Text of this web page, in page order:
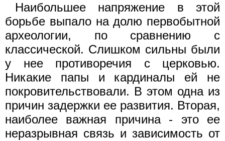
Наибольшее напряжение в этой
борьбе выпало на долю первобытной
археологии, по сравнению с
классической. Слишком сильны были
у нее противоречия с церковью.
Никакие папы и кардиналы ей не
покровительствовали. В этом одна из
причин задержки ее развития. Вторая,
наиболее важная причина - это ее
неразрывная связь и зависимость от